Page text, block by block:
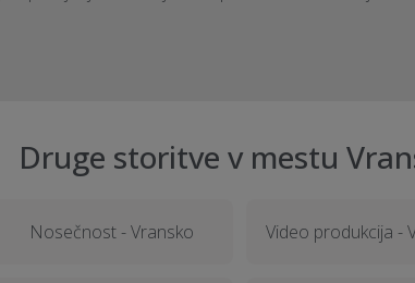
Druge storitve v mestu
Nosečnost - Vransko Video produkcija -